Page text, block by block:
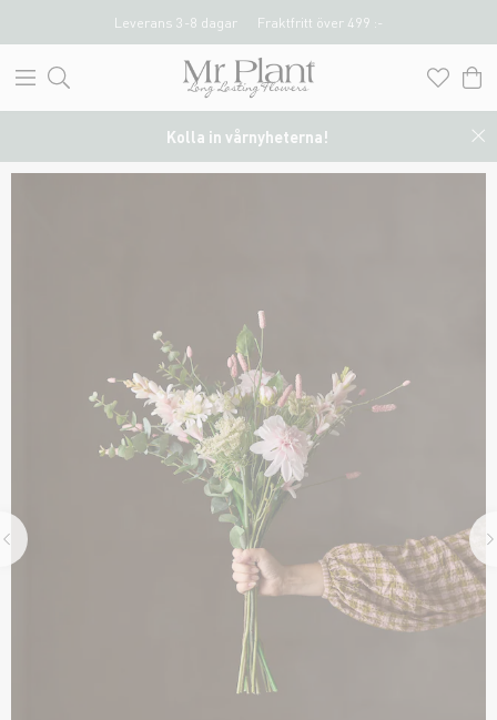
Leverans 3-8 dagar Fraktfritt över 499 :-
Kolla in vårnyheterna!